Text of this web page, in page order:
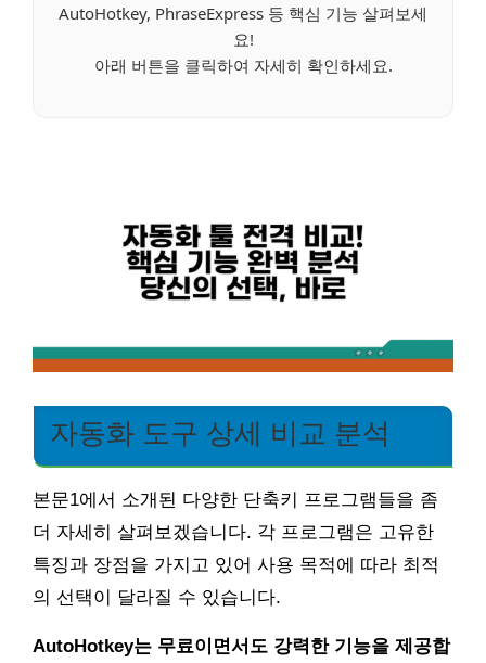
AutoHotkey, PhraseExpress 등 핵심 기능 살펴보세
요!
아래 버튼을 클릭하여 자세히 확인하세요.
자동화 도구 상세 비교 분석
본문1에서 소개된 다양한 단축키 프로그램들을 좀
더 자세히 살펴보겠습니다. 각 프로그램은 고유한
특징과 장점을 가지고 있어 사용 목적에 따라 최적
의 선택이 달라질 수 있습니다.
AutoHotkey는 무료이면서도 강력한 기능을 제공합